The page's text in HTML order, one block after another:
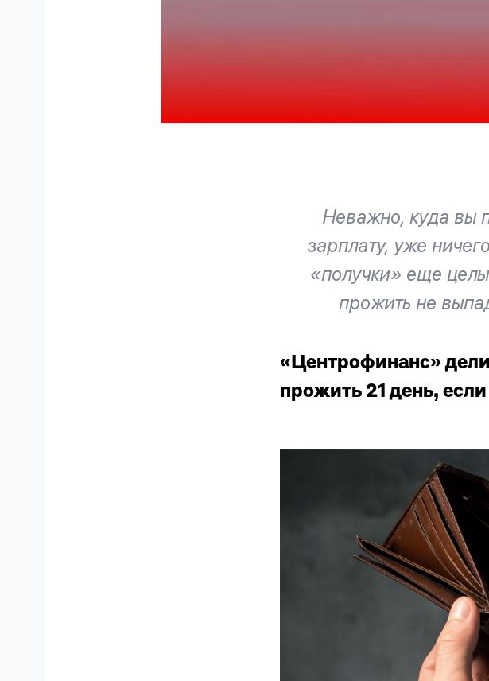
Неважно, куда вы
зарплату, уже
«получки» еще
прожить не
«Центрофинанс»
прожить 21 день,